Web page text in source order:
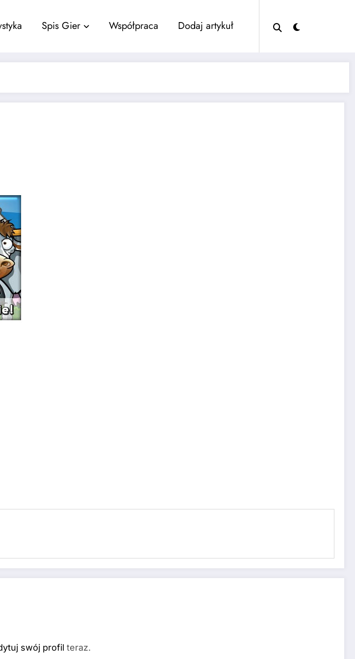
Spis Gier Współpraca Dodaj artykuł
swój profil teraz.